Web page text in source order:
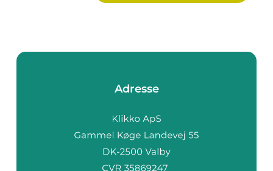
Adresse